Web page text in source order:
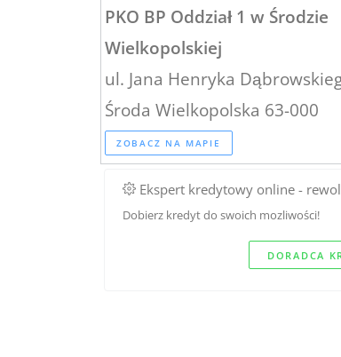
PKO BP Oddział 1 w Środzie
Wielkopolskiej
ul. Jana Henryka
Środa Wielkopolska 63-000
ZOBACZ NA MAPIE
Ekspert kredytowy online -
Dobierz kredyt do swoich mozliwości!
DORADCA